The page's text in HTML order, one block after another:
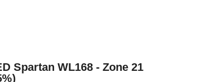
Spartan WL168 - Zone 21